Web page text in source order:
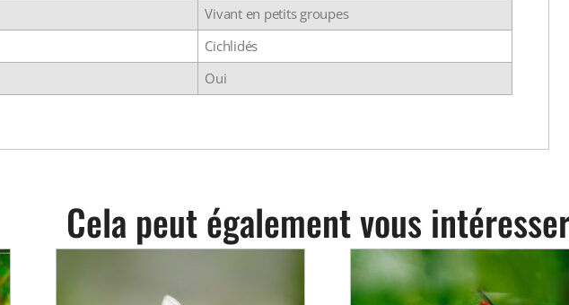
Vivant en petits groupes
Cichlidés
Oui
Cela peut également vous